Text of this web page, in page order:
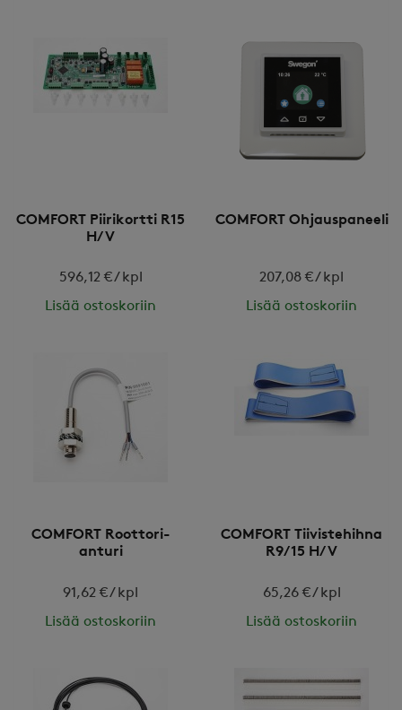
COMFORT Piirikortti R15
H/V
596,12 € / kpl
Lisää ostoskoriin
COMFORT Ohjauspaneeli
207,08 € / kpl
Lisää ostoskoriin
COMFORT Roottori-
anturi
91,62 € / kpl
Lisää ostoskoriin
COMFORT Tiivistehihna
R9/15 H/V
65,26 € / kpl
Lisää ostoskoriin